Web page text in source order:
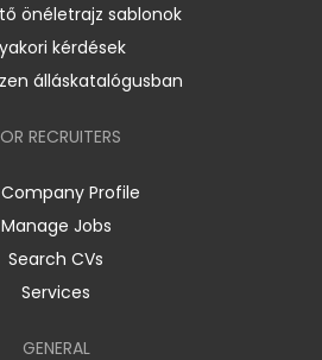
önéletrajz sablonok
kérdések
álláskatalógusban
RECRUITERS
Profile
Manage Jobs
Search CVs
Services
GENERAL